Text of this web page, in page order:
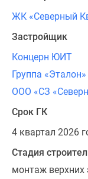
ЖК «Северный
Застройщик
Концерн ЮИТ
Группа «Эталон»
ООО «СЗ
Срок ГК
4 квартал 2026
Стадия
монтаж верхних